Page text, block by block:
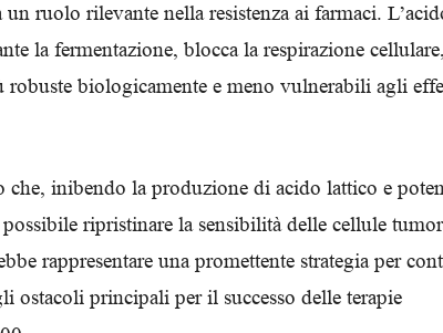
ruolo rilevante nella resistenza ai farmaci.
la fermentazione, blocca la respirazione cellulare,
biologicamente e meno vulnerabili agli
che, inibendo la produzione di acido lattico e
ripristinare la sensibilità delle cellule
rappresentare una promettente strategia per
ostacoli principali per il successo delle terapie